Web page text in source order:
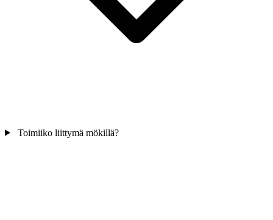
Toimiiko liittymä mökillä?